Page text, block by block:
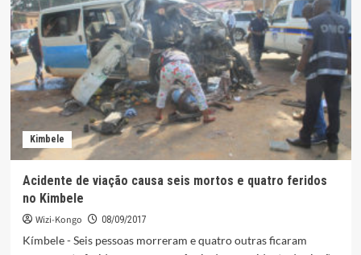
não
sai
Kimbele
Acidente de viação causa seis mortos e quatro feridos
no Kimbele
Wizi-Kongo 08/09/2017
Kímbele - Seis pessoas morreram e quatro outras ficaram